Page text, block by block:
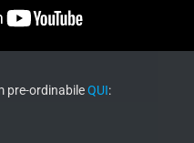
pre-ordinabileQUI: